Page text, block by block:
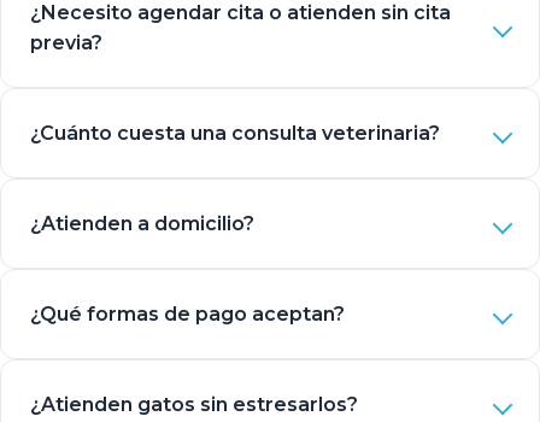
¿Necesito agendar cita o atienden sin cita
previa?
¿Cuánto cuesta una consulta veterinaria?
¿Atienden a domicilio?
¿Qué formas de pago aceptan?
¿Atienden gatos sin estresarlos?